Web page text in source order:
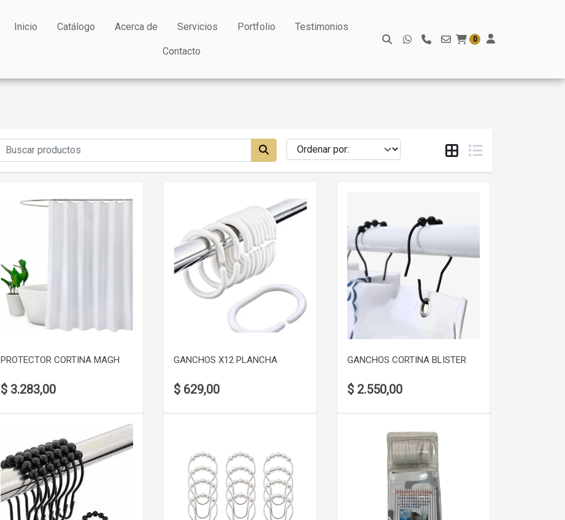
Inicio Catálogo Acerca de Servicios Portfolio Testimonios
Contacto
0
PROTECTOR CORTINA MAGH
$ 3.283,00
GANCHOS X12 PLANCHA
$ 629,00
VER DETALLE
GANCHOS CORTINA BLISTER
$ 2.550,00
VER DETALLE